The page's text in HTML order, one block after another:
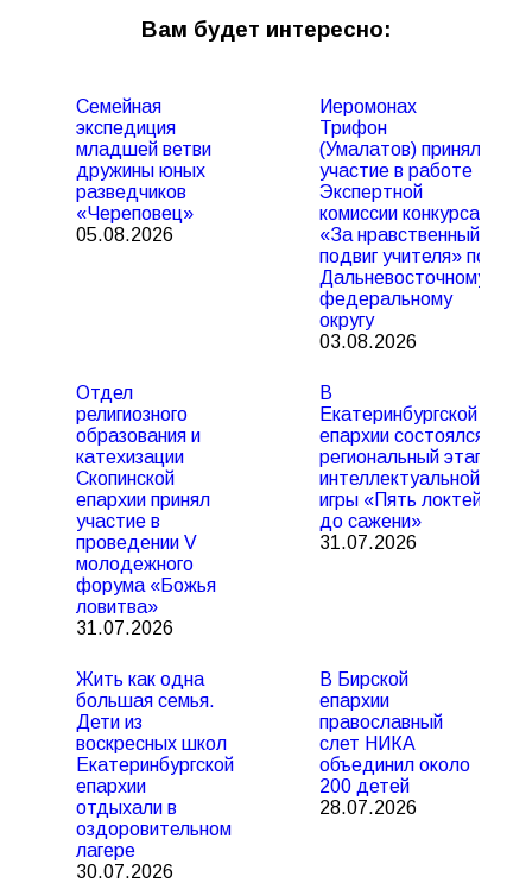
Вам будет интересно:
Семейная
экспедиция
младшей ветви
дружины юных
разведчиков
«Череповец»
05.08.2026
Иеромонах
Трифон
(Умалатов) принял
участие в работе
Экспертной
комиссии конкурса
«За нравственный
подвиг учителя» по
Дальневосточному
федеральному
округу
03.08.2026
Отдел
религиозного
образования и
катехизации
Скопинской
епархии принял
участие в
проведении V
молодежного
форума «Божья
ловитва»
31.07.2026
В
Екатеринбургской
епархии состоялся
региональный этап
интеллектуальной
игры «Пять локтей
до сажени»
31.07.2026
Жить как одна
большая семья.
Дети из
воскресных школ
Екатеринбургской
епархии
отдыхали в
оздоровительном
лагере
30.07.2026
В Бирской
епархии
православный
слет НИКА
объединил около
200 детей
28.07.2026